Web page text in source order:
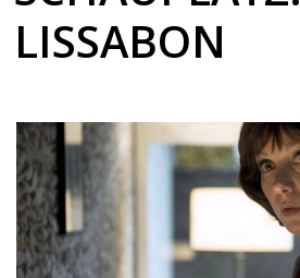
LISSABON